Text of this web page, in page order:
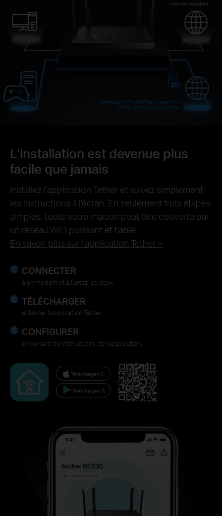
Internet standard
Connexion VPN chiffrée (OpenVPN/
PPTP/L2TP/WireGuard VPN)
L'installation est devenue plus
facile que jamais
Installez l'application Tether et suivez simplement
les instructions à l'écran. En seulement trois étapes
simples, toute votre maison peut être couverte par
un réseau WiFi puissant et fiable.
En savoir plus sur l'application Tether >
CONNECTER
à un modem et allumez les deux.
TÉLÉCHARGER
et lancer l'application Tether.
CONFIGURER
en suivant les instructions de l'application.
Télécharger
Télécharger